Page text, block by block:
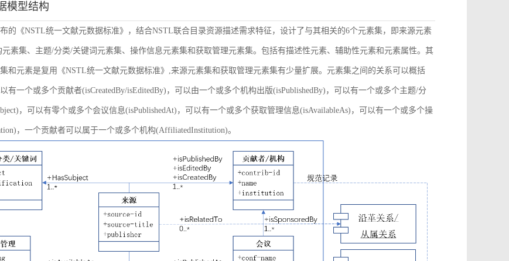
模型结构
的《NSTL统一文献元数据标准》，结合NSTL联合目录资源描述需求特征，设计了与其相关的6个元素集，即来源元素
素集、主题/分类/关键词元素集、操作信息元素集和获取管理元素集。包括有描述性元素、辅助性元素和元素属性。其
和元素是复用《NSTL统一文献元数据标准》,来源元素集和获取管理元素集有少量扩展。元素集之间的关系可以概括
有一个或多个贡献者(isCreatedBy/isEditedBy)，可以由一个或多个机构出版(isPublishedBy)，可以有一个或多个主题/分
，可以有零个或多个会议信息(isPublishedAt)，可以有一个或多个获取管理信息(isAvailableAs)，可以有一个或多个操
，一个贡献者可以属于一个或多个机构(AffiliatedInstitution)。